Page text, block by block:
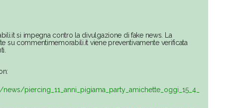
si impegna contro la divulgazione di fake news. La
su commentimemorabili.it viene preventivamente verificata
piercing_11_anni_pigiama_party_amichette_oggi_15_4_